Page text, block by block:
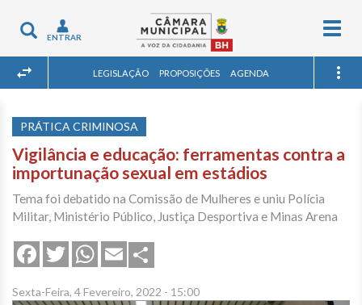
Toggle
navigation
ENTRAR
LEGISLAÇÃO PROPOSIÇÕES AGENDA
PRÁTICA CRIMINOSA
Vigilância e educação: ferramentas contra a
importunação sexual em estádios
Tema foi debatido na Comissão de Mulheres e uniu Polícia
Militar, Ministério Público, Justiça Desportiva e Minas Arena
FacebookTwitterWhatsApp
Email
Sexta-Feira, 4 Fevereiro, 2022 - 15:00